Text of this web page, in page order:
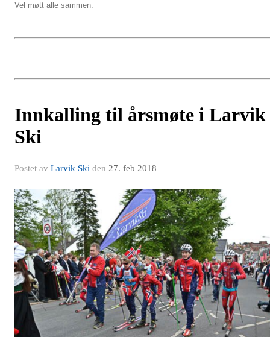
Vel møtt alle sammen.
Innkalling til årsmøte i Larvik
Ski
Postet av Larvik Ski den 27. feb 2018